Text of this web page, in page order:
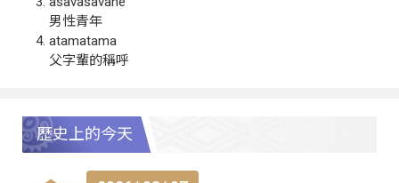
男性青年
atamatama
父字輩的稱呼
歷史上的今天